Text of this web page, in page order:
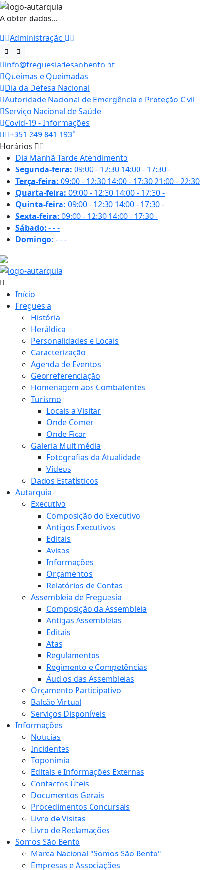
A obter dados...
Administração
info@freguesiadesaobento.pt
Queimas e Queimadas
Dia da Defesa Nacional
Autoridade Nacional de Emergência e Proteção Civil
Serviço Nacional de Saúde
Covid-19 - Informações
+351 249 841 193*
Horários
Dia Manhã TardeAtendimento
Segunda-feira: 09:00 - 12:30 14:00 - 17:30-
Terça-feira: 09:00 - 12:30 14:00 - 17:3021:00 - 22:30
Quarta-feira: 09:00 - 12:30 14:00 - 17:30-
Quinta-feira: 09:00 - 12:30 14:00 - 17:30-
Sexta-feira: 09:00 - 12:30 14:00 - 17:30-
Sábado: ---
Domingo: ---
Início
Freguesia
História
Heráldica
Personalidades e Locais
Caracterização
Agenda de Eventos
Georreferenciação
Homenagem aos Combatentes
Turismo
Locais a Visitar
Onde Comer
Onde Ficar
Galeria Multimédia
Fotografias da Atualidade
Vídeos
Dados Estatísticos
Autarquia
Executivo
Composição do Executivo
Antigos Executivos
Editais
Avisos
Informações
Orçamentos
Relatórios de Contas
Assembleia de Freguesia
Composição da Assembleia
Antigas Assembleias
Editais
Atas
Regulamentos
Regimento e Competências
Áudios das Assembleias
Orçamento Participativo
Balcão Virtual
Serviços Disponíveis
Informações
Notícias
Incidentes
Toponímia
Editais e Informações Externas
Contactos Úteis
Documentos Gerais
Procedimentos Concursais
Livro de Visitas
Livro de Reclamações
Somos São Bento
Marca Nacional "Somos São Bento"
Empresas e Associações